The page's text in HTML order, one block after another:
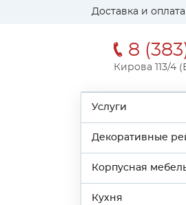
Доставка и оплата
8
Кирова 113/4
Услуги
Декоративные
Корпусная
Кухня